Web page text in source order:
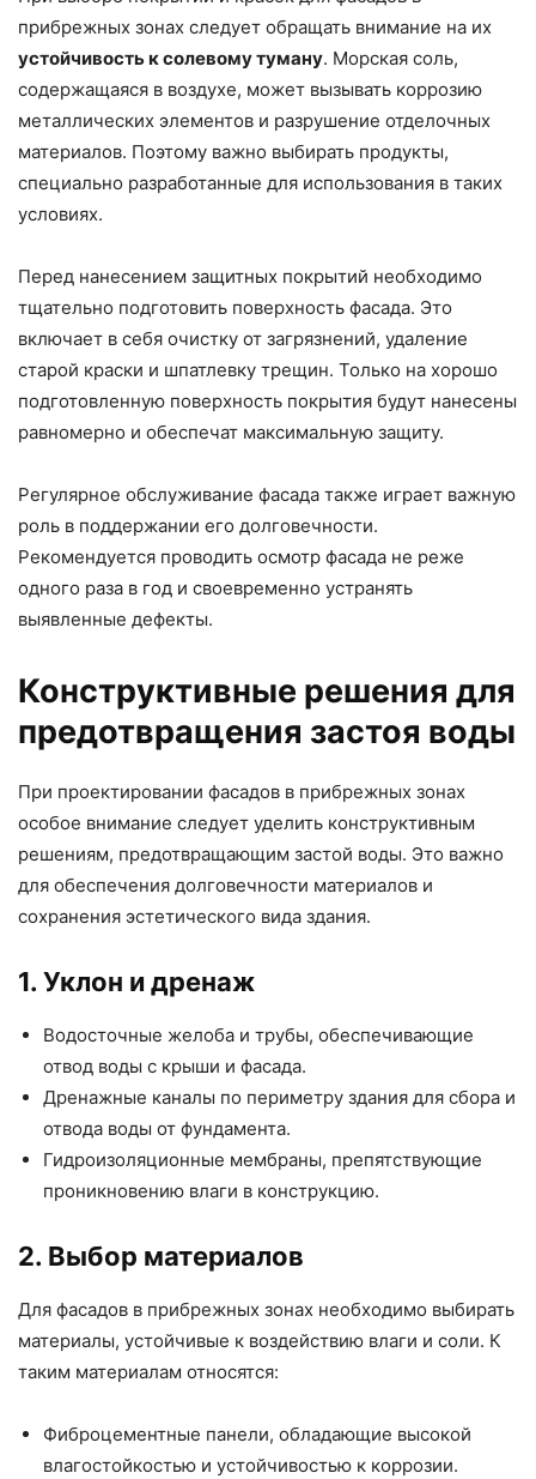
прибрежных зонах следует обращать внимание на их
устойчивость к солевому туману. Морская соль,
содержащаяся в воздухе, может вызывать коррозию
металлических элементов и разрушение отделочных
материалов. Поэтому важно выбирать продукты,
специально разработанные для использования в таких
условиях.
Перед нанесением защитных покрытий необходимо
тщательно подготовить поверхность фасада. Это
включает в себя очистку от загрязнений, удаление
старой краски и шпатлевку трещин. Только на хорошо
подготовленную поверхность покрытия будут нанесены
равномерно и обеспечат максимальную защиту.
Регулярное обслуживание фасада также играет важную
роль в поддержании его долговечности.
Рекомендуется проводить осмотр фасада не реже
одного раза в год и своевременно устранять
выявленные дефекты.
Конструктивные решения для
предотвращения застоя воды
При проектировании фасадов в прибрежных зонах
особое внимание следует уделить конструктивным
решениям, предотвращающим застой воды. Это важно
для обеспечения долговечности материалов и
сохранения эстетического вида здания.
1. Уклон и дренаж
Водосточные желоба и трубы, обеспечивающие
отвод воды с крыши и фасада.
Дренажные каналы по периметру здания для сбора и
отвода воды от фундамента.
Гидроизоляционные мембраны, препятствующие
проникновению влаги в конструкцию.
2. Выбор материалов
Для фасадов в прибрежных зонах необходимо выбирать
материалы, устойчивые к воздействию влаги и соли. К
таким материалам относятся:
Фиброцементные панели, обладающие высокой
влагостойкостью и устойчивостью к коррозии.